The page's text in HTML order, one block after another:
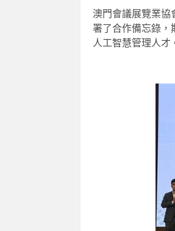
澳門會議展覽業
署了合作備忘錄，
人工智慧管理人才